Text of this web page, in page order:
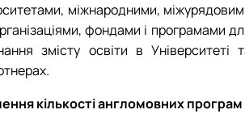
міжнародними,
фондами і програмами
змісту освіти в Університеті
кількості англомовних програм